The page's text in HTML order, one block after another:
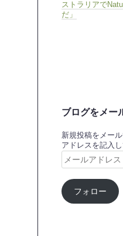
ストラリアで
だ」
ブログをメー
新規投稿をメー
アドレスを記入し
ー
ア
ド
レ
フォロー